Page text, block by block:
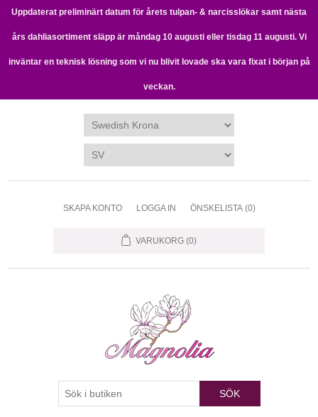
Uppdaterat preliminärt datum för årets tulpan- & narcisslökar samt nästa
års dahliasortiment släpp är måndag 10 augusti eller tisdag 11 augusti. Vi
inväntar en teknisk lösning som vi nu blivit lovade ska vara fixat i början på
veckan.
SKAPA KONTO LOGGA IN ÖNSKELISTA (0)
VARUKORG (0)
SÖK